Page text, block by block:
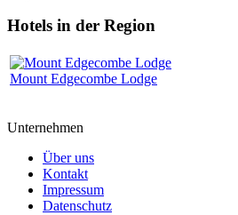
Hotels in der Region
Mount Edgecombe Lodge
Unternehmen
Über uns
Kontakt
Impressum
Datenschutz